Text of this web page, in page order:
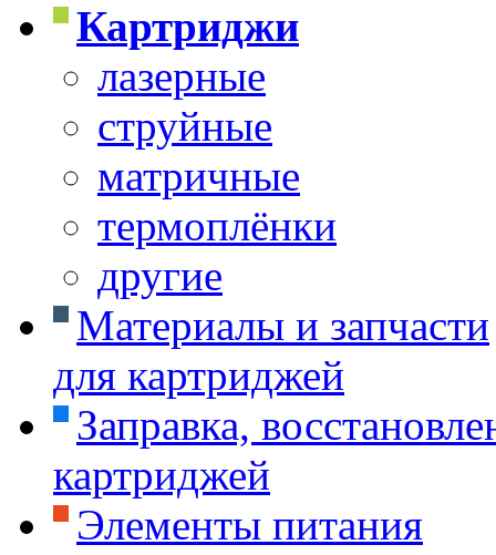
Картриджи
лазерные
струйные
матричные
термоплёнки
другие
Материалы и запчасти
для картриджей
Заправка,
картриджей
Элементы питания